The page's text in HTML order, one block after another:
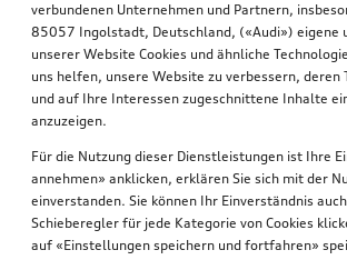
verbundenen Unternehmen und Partnern,
85057 Ingolstadt, Deutschland, («Audi») eigene
unserer Website Cookies und ähnliche
uns helfen, unsere Website zu verbessern,
und auf Ihre Interessen zugeschnittene Inhalte
anzuzeigen.
Für die Nutzung dieser Dienstleistungen ist Ihre
annehmen» anklicken, erklären Sie sich mit der
einverstanden. Sie können Ihr Einverständnis
Schieberegler für jede Kategorie von Cookies
auf «Einstellungen speichern und fortfahren»